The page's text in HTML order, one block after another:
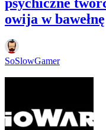
psychiczne
owija w bawełnę
SoSlowGamer